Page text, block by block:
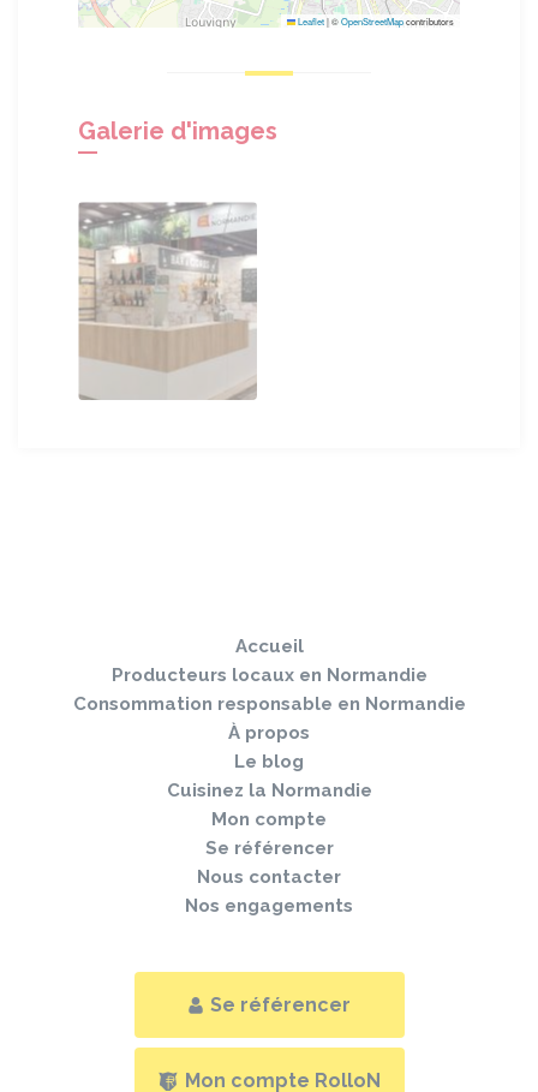
Leaflet|©OpenStreetMapcontributors
Galerie d'images
Accueil
Producteurs locaux en Normandie
Consommation responsable en Normandie
À propos
Le blog
Cuisinez la Normandie
Mon compte
Se référencer
Nous contacter
Nos engagements
Se référencer
Mon compte RolloN